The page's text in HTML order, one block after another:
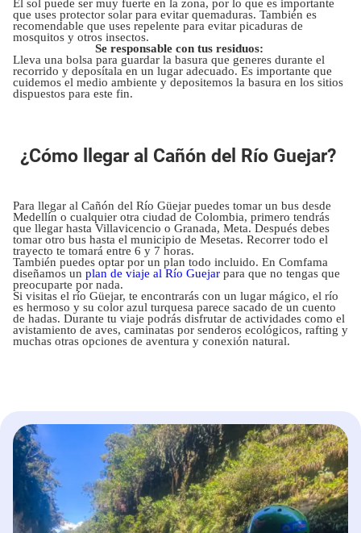
El sol puede ser muy fuerte en la zona, por lo que es importante
que uses protector solar para evitar quemaduras. También es
recomendable que uses repelente para evitar picaduras de
mosquitos y otros insectos.
Se responsable con tus residuos:
Lleva una bolsa para guardar la basura que generes durante el
recorrido y deposítala en un lugar adecuado. Es importante que
cuidemos el medio ambiente y depositemos la basura en los sitios
dispuestos para este fin.
¿Cómo llegar al Cañón del Río Guejar?
Para llegar al Cañón del Río Güejar puedes tomar un bus desde
Medellín o cualquier otra ciudad de Colombia, primero tendrás
que llegar hasta Villavicencio o Granada, Meta. Después debes
tomar otro bus hasta el municipio de Mesetas. Recorrer todo el
trayecto te tomará entre 6 y 7 horas.
También puedes optar por un plan todo incluido. En Comfama
diseñamos un plan de viaje al Río Guejar para que no tengas que
preocuparte por nada.
Si visitas el río Güejar, te encontrarás con un lugar mágico, el río
es hermoso y su color azul turquesa parece sacado de un cuento
de hadas. Durante tu viaje podrás disfrutar de actividades como el
avistamiento de aves, caminatas por senderos ecológicos, rafting y
muchas otras opciones de aventura y conexión natural.